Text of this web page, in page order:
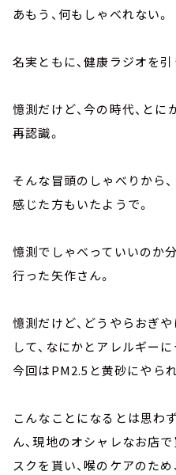
あもう、何もしゃべれない。
名実ともに、健康ラジオを引
憶測だけど、今の時代、と
再認識。
そんな冒頭のしゃべりから、
感じた方もいたようで。
憶測でしゃべっていいのか
行った矢作さん。
憶測だけど、どうやらおぎ
して、なにかとアレルギー
今回はPM2.5と黄砂にやら
こんなことになるとは思わ
ん、現地のオシャレなお店
スクを貰い、喉のケアのた